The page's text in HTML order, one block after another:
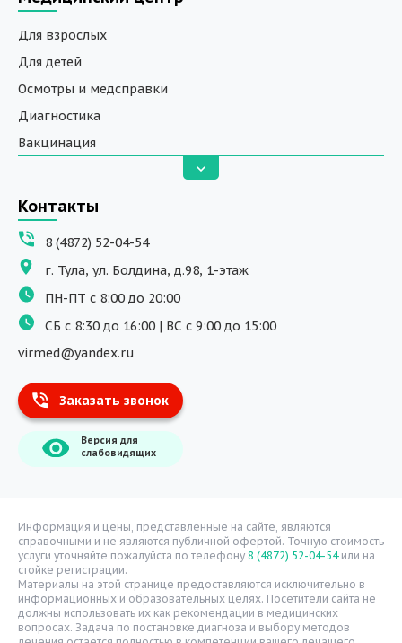
Для взрослых
Для детей
Осмотры и медсправки
Диагностика
Вакцинация
Вызов на дом
ДНК исследования
Программы обучения
Физиотерапия
ДМС
Массаж
Тест на хеликобактер
Информация
О компании
Расписание врачей
Надзорные органы
Статьи
Вопрос-ответ
Видео
Контакты
8 (4872) 52-04-54
г. Тула, ул. Болдина, д.98, 1-этаж
ПН-ПТ с 8:00 до 20:00
СБ с 8:30 до 16:00 | ВС с 9:00 до 15:00
virmed@yandex.ru
Заказать звонок
Версия для
слабовидящих
Информация и цены, представленные на сайте, являются
справочными и не являются публичной офертой. Точную стоимость
услуги уточняйте пожалуйста по телефону 8 (4872) 52-04-54или на
стойке регистрации.
Материалы на этой странице предоставляются исключительно в
информационных и образовательных целях. Посетители сайта не
должны использовать их как рекомендации в медицинских
вопросах. Задача по постановке диагноза и выбору методов